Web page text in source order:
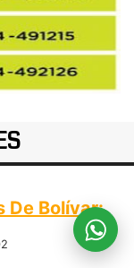
De Bolívar: